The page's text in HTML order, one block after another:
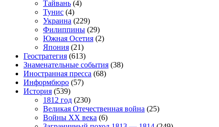
Тайвань (4)
Тунис (4)
Украина (229)
Филиппины (29)
Южная Осетия (2)
Япония (21)
Геостратегия (613)
Знаменательные события (38)
Иностранная пресса (68)
Информбюро (57)
История (539)
1812 год (230)
Великая Отечественная война (25)
Войны XX века (6)